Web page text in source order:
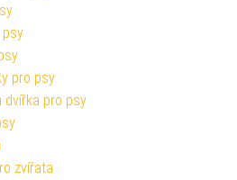
psy
pro psy
dvířka pro psy
zvířata